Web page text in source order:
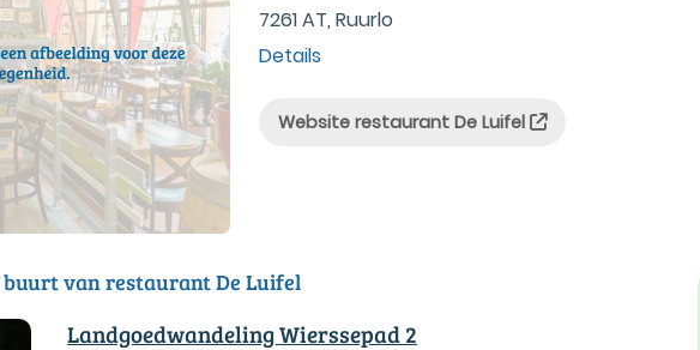
7261 AT, Ruurlo
Details
Website restaurant De Luifel
van restaurant De Luifel
Landgoedwandeling Wierssepad 2